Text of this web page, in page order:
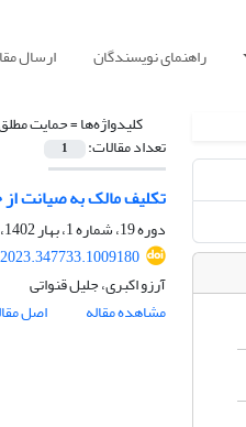
راهنمای نویسندگان ارسال
کلیدواژه‌ها =حمایت
تعداد مقالات: 1
تکلیف مالک به صیانت
دوره 19، شماره 1، بهار 1402، صفحه
آرزو اکبری، جلیل قنواتی
مشاهده مقاله
اصل